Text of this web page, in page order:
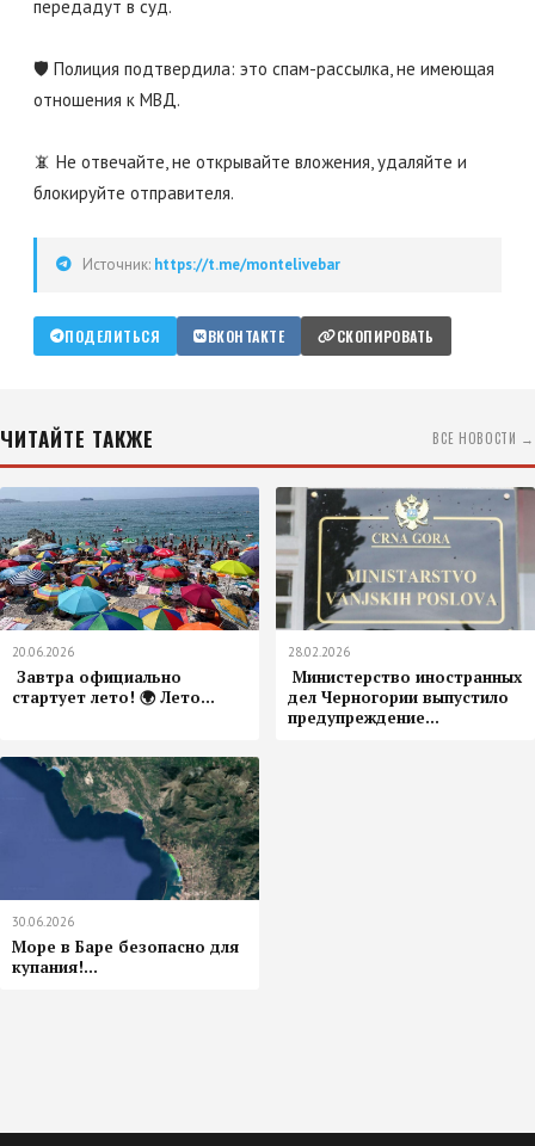
передадут в суд.
🛡️ Полиция подтвердила: это спам-рассылка, не имеющая
отношения к МВД.
📵 Не отвечайте, не открывайте вложения, удаляйте и
блокируйте отправителя.
Источник: https://t.me/montelivebar
ПОДЕЛИТЬСЯ ВКОНТАКТЕ СКОПИРОВАТЬ
ЧИТАЙТЕ ТАКЖЕ ВСЕ НОВОСТИ →
20.06.2026
️ Завтра официально
стартует лето! 🌍 Лето...
28.02.2026
️ Министерство иностранных
дел Черногории выпустило
предупреждение...
30.06.2026
Море в Баре безопасно для
купания!...